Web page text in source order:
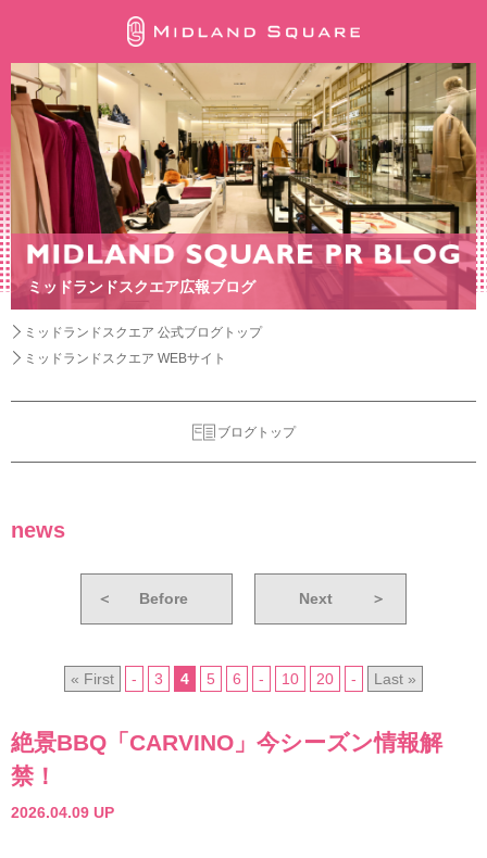
ミッドランドスクエア広報ブログ
ミッドランドスクエア 公式ブログトップ
ミッドランドスクエア WEBサイト
ブログトップ
news
« First
＜ Before
- 3 4 5 6 - 10 20 -
Next ＞
Last »
絶景BBQ「CARVINO」今シーズン情報解
禁！
2026.04.09 UP